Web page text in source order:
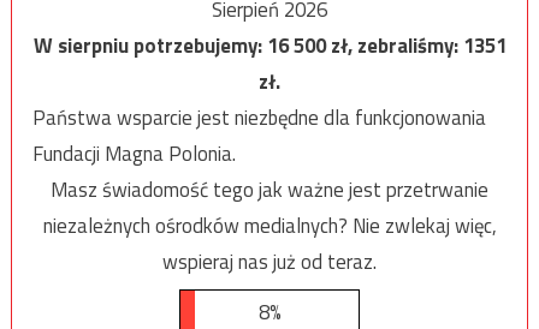
Sierpień 2026
W sierpniu potrzebujemy:16 500zł, zebraliśmy:1351
zł.
Państwa wsparcie jest niezbędne dla funkcjonowania
Fundacji Magna Polonia.
Masz świadomość tego jak ważne jest przetrwanie
niezależnych ośrodków medialnych? Nie zwlekaj więc,
wspieraj nas już od teraz.
8%